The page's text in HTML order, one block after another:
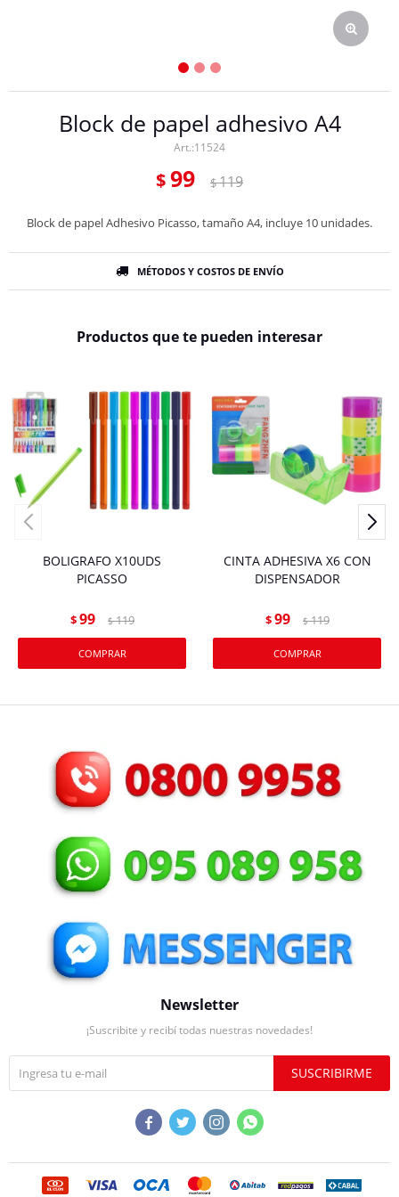
Block de papel adhesivo A4
11524
$99 $119
Block de papel Adhesivo Picasso, tamaño A4, incluye 10 unidades.
MÉTODOS Y COSTOS DE ENVÍO
Productos que te pueden interesar
BOLIGRAFO X10UDS
PICASSO
$99 $ 119
CINTA ADHESIVA X6 CON
DISPENSADOR
$99 $ 119
Newsletter
¡Suscribite y recibí todas nuestras novedades!
SUSCRIBIRME
   